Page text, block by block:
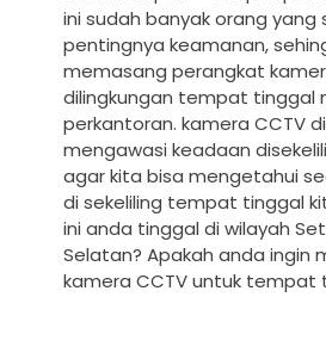
ini sudah banyak orang yang
pentingnya keamanan,
memasang perangkat
dilingkungan tempat tinggal
perkantoran. kamera CCTV
mengawasi keadaan
agar kita bisa mengetahui
di sekeliling tempat tinggal
ini anda tinggal di wilayah
Selatan? Apakah anda ingin
kamera CCTV untuk tempat